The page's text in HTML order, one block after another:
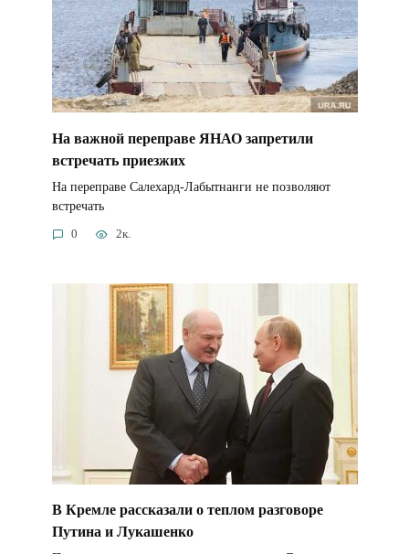
На важной переправе ЯНАО запретили
встречать приезжих
На переправе Салехард-Лабытнанги не позволяют
встречать
0 2к.
В Кремле рассказали о теплом разговоре
Путина и Лукашенко